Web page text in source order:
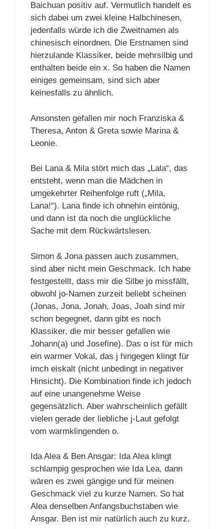
Baichuan positiv auf. Vermutlich handelt es
sich dabei um zwei kleine Halbchinesen,
jedenfalls würde ich die Zweitnamen als
chinesisch einordnen. Die Erstnamen sind
hierzulande Klassiker, beide mehrsilbig und
enthalten beide ein x. So haben die Namen
einiges gemeinsam, sind sich aber
keinesfalls zu ähnlich.
Ansonsten gefallen mir noch Franziska &
Theresa, Anton & Greta sowie Marina &
Leonie.
Bei Lana & Mila stört mich das „Lala“, das
entsteht, wenn man die Mädchen in
umgekehrter Reihenfolge ruft („Mila,
Lana!“). Lana finde ich ohnehin eintönig,
und dann ist da noch die unglückliche
Sache mit dem Rückwärtslesen.
Simon & Jona passen auch zusammen,
sind aber nicht mein Geschmack. Ich habe
festgestellt, dass mir die Silbe jo missfällt,
obwohl jo-Namen zurzeit beliebt scheinen
(Jonas, Jona, Jonah, Joas, Joah sind mir
schon begegnet, dann gibt es noch
Klassiker, die mir besser gefallen wie
Johann(a) und Josefine). Das o ist für mich
ein warmer Vokal, das j hingegen klingt für
imch eiskalt (nicht unbedingt in negativer
Hinsicht). Die Kombination finde ich jedoch
auf eine unangenehme Weise
gegensätzlich. Aber wahrscheinlich gefällt
vielen gerade der liebliche j-Laut gefolgt
vom warmklingenden o.
Ida Alea & Ben Ansgar: Ida Alea klingt
schlampig gesprochen wie Ida Lea, dann
wären es zwei gängige und für meinen
Geschmack viel zu kurze Namen. So hat
Alea denselben Anfangsbuchstaben wie
Ansgar. Ben ist mir natürlich auch zu kurz.